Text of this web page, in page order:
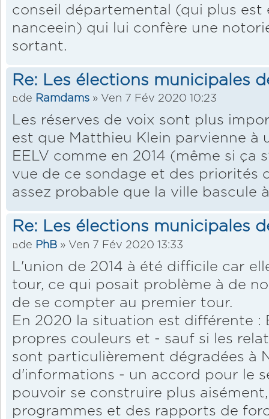
conseil départemental (qui plus
nanceein) qui lui confère une
sortant.
Re: Les élections municipales
de Ramdams » Ven 7 Fév 2020 10:23
Les réserves de voix sont plus
est que Matthieu Klein parvienne à
EELV comme en 2014 (même si ça
vue de ce sondage et des priorités
assez probable que la ville bascule
Re: Les élections municipales
de PhB » Ven 7 Fév 2020 13:33
L'union de 2014 à été difficile car
tour, ce qui posait problème à de
de se compter au premier tour.
En 2020 la situation est différente :
propres couleurs et - sauf si les
sont particulièrement dégradées à
d'informations - un accord pour le
pouvoir se construire plus
programmes et des rapports de